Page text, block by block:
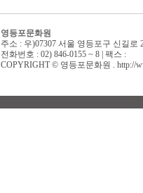
영등포문화원
주소 : 우)07307 서울 영등포구 신길
전화번호 : 02) 846-0155 ~ 8 | 팩스 :
COPYRIGHT © 영등포문화원 . http://